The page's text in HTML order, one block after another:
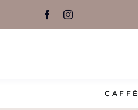
CAFFÈ